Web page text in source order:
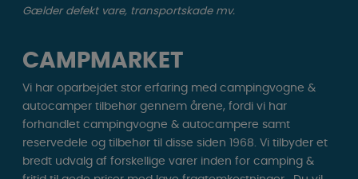
Gælder defekt vare, transportskade mv.
CAMPMARKET
Vi har oparbejdet stor erfaring med campingvogne &
autocamper tilbehør gennem årene, fordi vi har
forhandlet campingvogne & autocampere samt
reservedele og tilbehør til disse siden 1968. Vi tilbyder et
bredt udvalg af forskellige varer inden for camping &